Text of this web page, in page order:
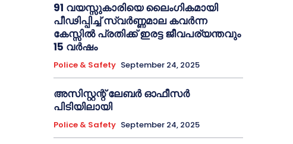
91 വയസ്സുകാരിയെ ലൈംഗികമായി
പീഢിപ്പിച്ച് സ്വർണ്ണമാല കവർന്ന
കേസ്സിൽ പ്രതിക്ക് ഇരട്ട ജീവപര്യന്തവും
15 വർഷം
Police & Safety September 24, 2025
അസിസ്റ്റന്റ് ലേബർ ഓഫീസർ
പിടിയിലായി
Police & Safety September 24, 2025